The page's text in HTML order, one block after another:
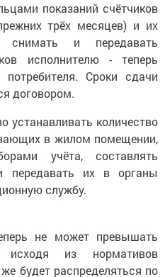
показаний счётчиков
трёх месяцев) и их
снимать и передавать
исполнителю - теперь
Сроки сдачи
договором.
устанавливать количество
в жилом помещении,
учёта, составлять
передавать их в органы
службу.
не может превышать
исходя из нормативов
будет распределяться по